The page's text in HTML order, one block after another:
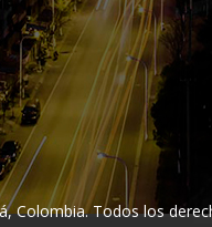
Colombia. Todos los